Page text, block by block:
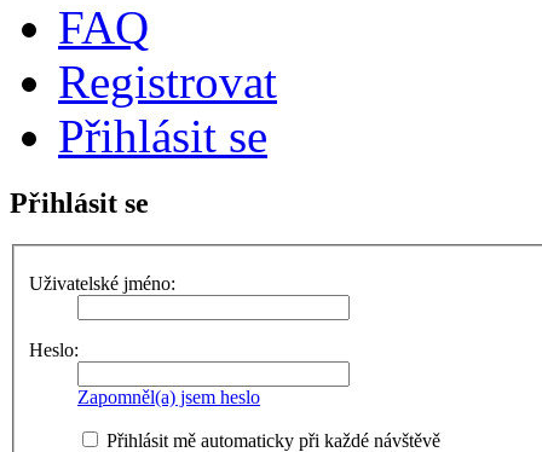
FAQ
Registrovat
Přihlásit se
Přihlásit se
Uživatelské jméno:
Heslo:
Zapomněl(a) jsem heslo
Přihlásit mě automaticky při každé návštěvě